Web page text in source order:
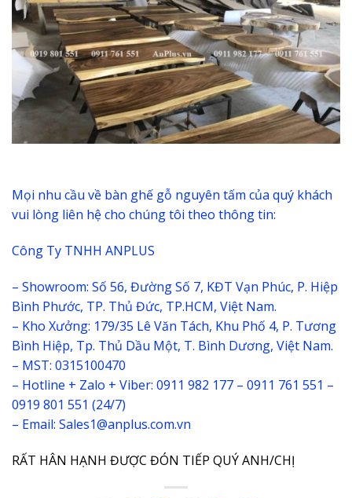
Mọi nhu cầu về bàn ghế gỗ nguyên tấm của quý khách
vui lòng liên hệ cho chúng tôi theo thông tin:
Công Ty TNHH ANPLUS
– Showroom: Số 56, Đường Số 7, KĐT Vạn Phúc, P. Hiệp
Bình Phước, TP. Thủ Đức, TP.HCM, Việt Nam.
– Kho Xưởng: 179/35 Lê Văn Tách, Khu Phố 4, P. Tương
Bình Hiệp, Tp. Thủ Dầu Một, T. Bình Dương, Việt Nam.
– MST: 0315100470
– Hotline + Zalo + Viber: 0911 982 177 – 0911 761 551 –
0919 801 551 (24/7)
– Email: Sales1@anplus.com.vn
RẤT HÂN HẠNH ĐƯỢC ĐÓN TIẾP QUÝ ANH/CHỊ